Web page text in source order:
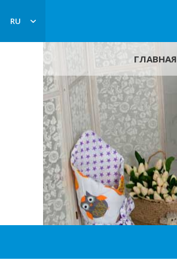
RU
ГЛАВНАЯ